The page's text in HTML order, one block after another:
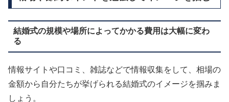
結婚式の規模や場所によってかかる費用は大幅に変わ
る
情報サイトや口コミ、雑誌などで情報収集をして、相場の
金額から自分たちが挙げられる結婚式のイメージを掴みま
しょう。